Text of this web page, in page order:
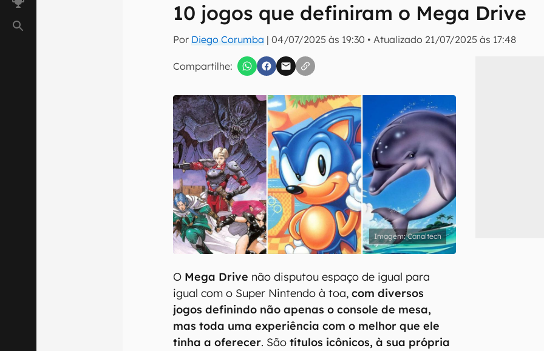
10 jogos que definiram o Mega Drive
Por Diego Corumba |04/07/2025 às 19:30 •Atualizado 21/07/2025 às 17:48
Compartilhe:
Seu resumo inteligente do mundo tech!
Assine a newsletter do Canaltech e receba notícias e reviews sobre tecnologia
inscreva-se
Confirmo que li, aceito e concordo com os Termos de Uso e Política de Privacidade do
Canaltech
O Mega Drive não disputou espaço de igual para
igual com o Super Nintendo à toa,com diversos
jogos definindo não apenas o console de mesa,
mas toda uma experiência com o melhor que ele
tinha a oferecer. Sãotítulos icônicos, à sua própria